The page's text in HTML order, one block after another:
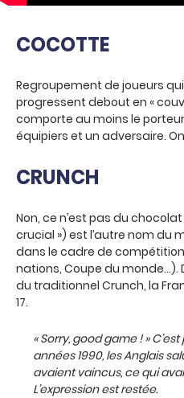
COCOTTE
Regroupement de joueurs
progressent debout en «
comporte au moins le porteur
équipiers et un adversaire.
CRUNCH
Non, ce n’est pas du
crucial ») est l’autre nom du
dans le cadre de
nations, Coupe du monde…).
du traditionnel Crunch, la
17.
«Sorry, good game! »
années 1990, les Anglais
avaient vaincus, ce qui
L’expression est restée.